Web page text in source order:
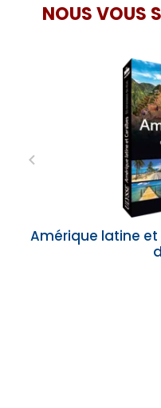
NOUS VOUS
Amérique latine